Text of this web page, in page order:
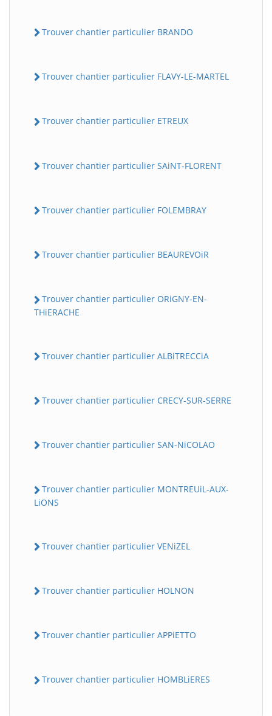
Trouver chantier particulier BRANDO
Trouver chantier particulier FLAVY-LE-MARTEL
Trouver chantier particulier ETREUX
Trouver chantier particulier SAiNT-FLORENT
Trouver chantier particulier FOLEMBRAY
Trouver chantier particulier BEAUREVOiR
Trouver chantier particulier ORiGNY-EN-
THiERACHE
Trouver chantier particulier ALBiTRECCiA
Trouver chantier particulier CRECY-SUR-SERRE
Trouver chantier particulier SAN-NiCOLAO
Trouver chantier particulier MONTREUiL-AUX-
LiONS
Trouver chantier particulier VENiZEL
Trouver chantier particulier HOLNON
Trouver chantier particulier APPiETTO
Trouver chantier particulier HOMBLiERES